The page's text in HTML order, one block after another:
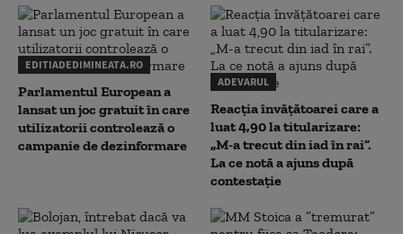
EDITIADEDIMINEATA.RO
Parlamentul European a
lansat un joc gratuit în care
utilizatorii controlează o
campanie de dezinformare
ADEVARUL
Reacția învățătoarei care a
luat 4,90 la titularizare:
„M-a trecut din iad în rai”.
La ce notă a ajuns după
contestație